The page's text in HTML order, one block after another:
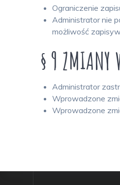
Ograniczenie
Administrator nie
możliwość
§ 9 ZMIANY
Administrator
Wprowadzone
Wprowadzone